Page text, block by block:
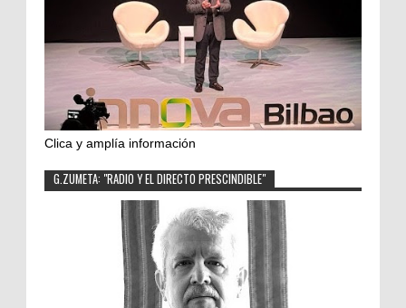
Clica y amplía información
G.ZUMETA: "RADIO Y EL DIRECTO PRESCINDIBLE"